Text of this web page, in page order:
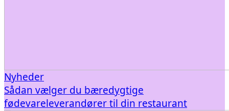
Nyheder
Sådan vælger du bæredygtige
fødevareleverandører til din restaurant